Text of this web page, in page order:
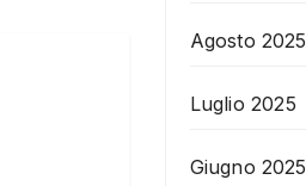
Agosto 2025
Luglio 2025
Giugno 2025